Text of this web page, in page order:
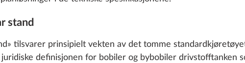
stand
tilsvarer prinsipielt vekten av det tomme
definisjonen for bobiler og bybobiler drivstofftanken